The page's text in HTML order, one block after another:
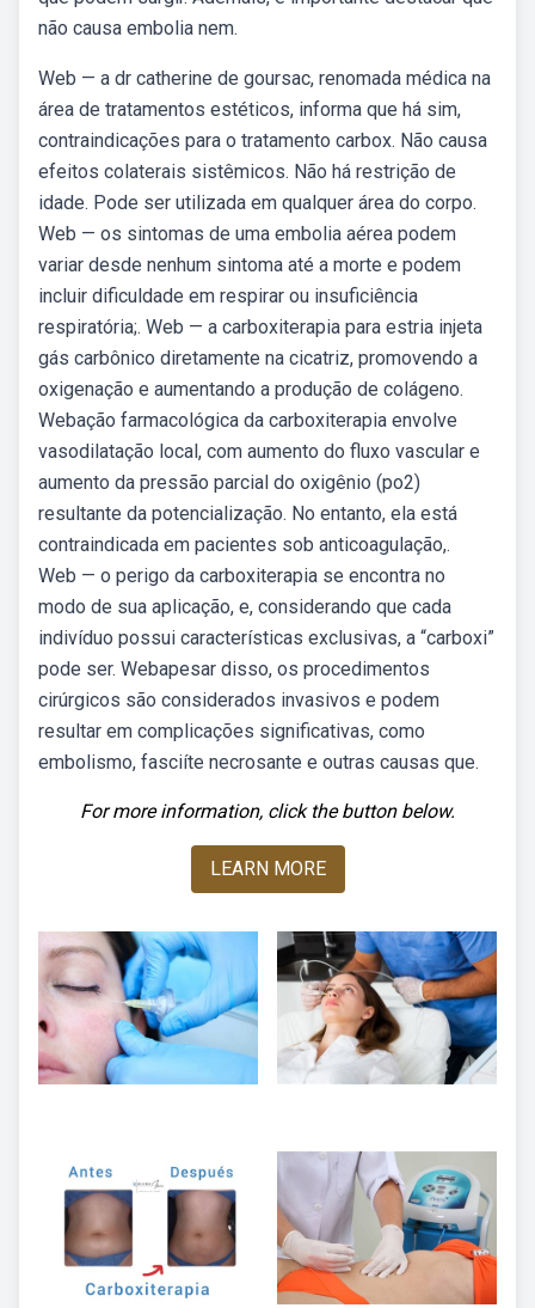
não causa embolia nem.
Web — a dr catherine de goursac, renomada médica na
área de tratamentos estéticos, informa que há sim,
contraindicações para o tratamento carbox. Não causa
efeitos colaterais sistêmicos. Não há restrição de
idade. Pode ser utilizada em qualquer área do corpo.
Web — os sintomas de uma embolia aérea podem
variar desde nenhum sintoma até a morte e podem
incluir dificuldade em respirar ou insuficiência
respiratória;. Web — a carboxiterapia para estria injeta
gás carbônico diretamente na cicatriz, promovendo a
oxigenação e aumentando a produção de colágeno.
Webação farmacológica da carboxiterapia envolve
vasodilatação local, com aumento do fluxo vascular e
aumento da pressão parcial do oxigênio (po2)
resultante da potencialização. No entanto, ela está
contraindicada em pacientes sob anticoagulação,.
Web — o perigo da carboxiterapia se encontra no
modo de sua aplicação, e, considerando que cada
indivíduo possui características exclusivas, a “carboxi”
pode ser. Webapesar disso, os procedimentos
cirúrgicos são considerados invasivos e podem
resultar em complicações significativas, como
embolismo, fasciíte necrosante e outras causas que.
For more information, click the button below.
LEARN MORE